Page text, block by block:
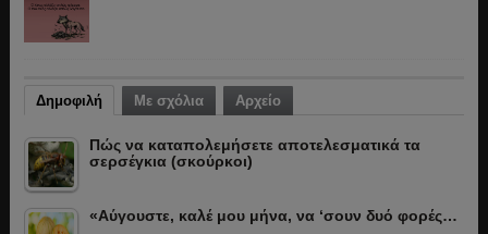
Δημοφιλή Με σχόλια Αρχείο
Πώς να καταπολεμήσετε αποτελεσματικά τα
σερσέγκια (σκούρκοι)
«Αύγουστε, καλέ μου μήνα, να ‘σουν δυό φορές…